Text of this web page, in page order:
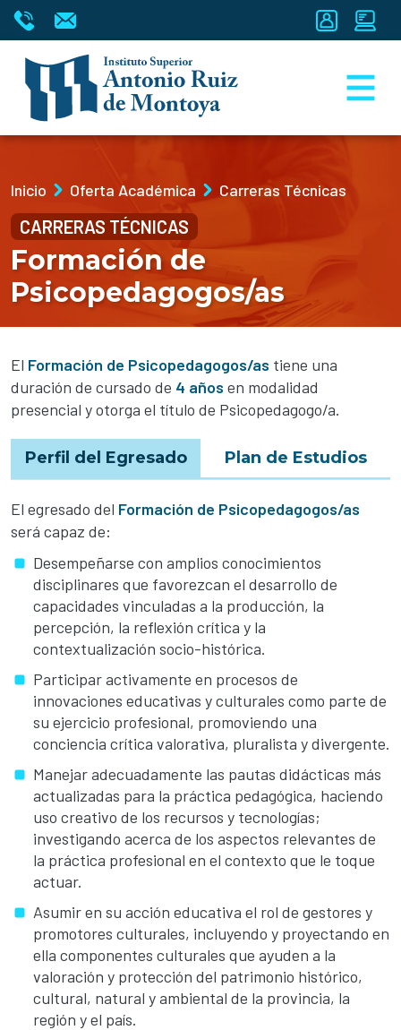
Inicio Oferta Académica Carreras Técnicas
CARRERAS TÉCNICAS
Formación de
Psicopedagogos/as
El Formación de Psicopedagogos/as tiene una
duración de cursado de 4 años en modalidad
presencial y otorga el título de Psicopedagogo/a.
Perfil del Egresado Plan de Estudios
El egresado del Formación de Psicopedagogos/as
será capaz de:
Desempeñarse con amplios conocimientos
disciplinares que favorezcan el desarrollo de
capacidades vinculadas a la producción, la
percepción, la reflexión crítica y la
contextualización socio-histórica.
Participar activamente en procesos de
innovaciones educativas y culturales como parte de
su ejercicio profesional, promoviendo una
conciencia crítica valorativa, pluralista y divergente.
Manejar adecuadamente las pautas didácticas más
actualizadas para la práctica pedagógica, haciendo
uso creativo de los recursos y tecnologías;
investigando acerca de los aspectos relevantes de
la práctica profesional en el contexto que le toque
actuar.
Asumir en su acción educativa el rol de gestores y
promotores culturales, incluyendo y proyectando en
ella componentes culturales que ayuden a la
valoración y protección del patrimonio histórico,
cultural, natural y ambiental de la provincia, la
región y el país.